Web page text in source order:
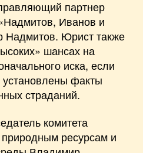
партнер
Иванов и
Надмитов. Юрист также
шансах на
иска, если
установлены факты
страданий.
комитета
ресурсам и